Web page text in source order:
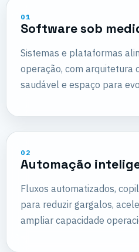
01
Software sob
Sistemas e plataformas
operação, com arquitetura
saudável e espaço para
02
Automação
Fluxos automatizados,
para reduzir gargalos,
ampliar capacidade